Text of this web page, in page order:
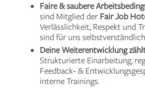
Faire & saubere
sind Mitglied der Fair Job
Verlässlichkeit, Respekt und
sind für uns
Deine Weiterentwicklung
Strukturierte Einarbeitung,
Feedback‑ &
interne Trainings.